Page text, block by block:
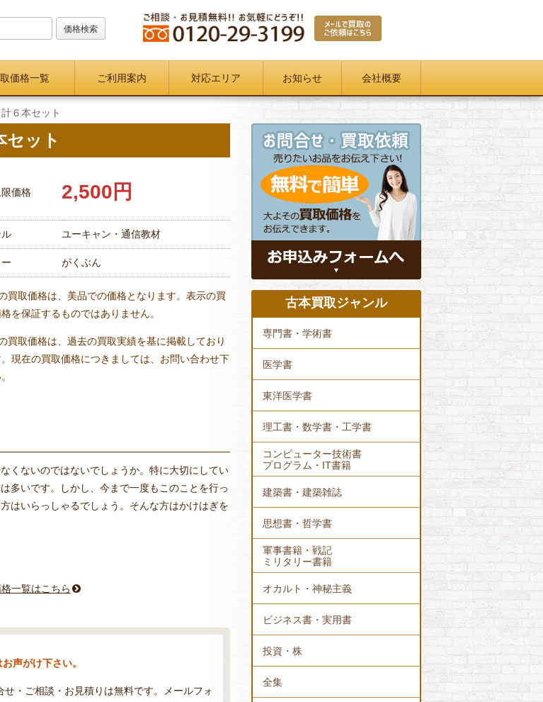
価格一覧 ご利用案内 対応エリア お知らせ 会社概要
６本セット
ット
価格 2,500円
ユーキャン・通信教材
がくぶん
買取価格は、美品での価格となります。表示の買
を保証するものではありません。
買取価格は、過去の買取実績を基に掲載しており
。現在の買取価格につきましては、お問い合わせ下
くないのではないでしょうか。特に大切にしてい
多いです。しかし、今まで一度もこのことを行っ
はいらっしゃるでしょう。そんな方はかけはぎを
一覧はこちら
声がけ下さい。
せ・ご相談・お見積りは無料です。メールフォ
古本買取ジャンル
専門書・学術書
医学書
東洋医学書
理工書・数学書・工学書
コンピューター技術書
プログラム・IT書籍
建築書・建築雑誌
思想書・哲学書
軍事書籍・戦記
ミリタリー書籍
オカルト・神秘主義
ビジネス書・実用書
投資・株
全集